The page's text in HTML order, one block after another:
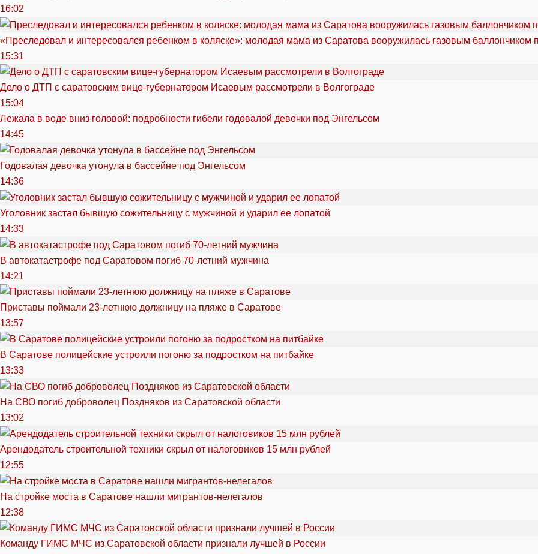
16:02
«Преследовал и интересовался ребенком в коляске»: молодая мама из Саратова вооружилась газовым баллончиком
15:31
Дело о ДТП с саратовским вице-губернатором Исаевым рассмотрели в Волгограде
15:04
Лежала в воде вниз головой: подробности гибели годовалой девочки под Энгельсом
14:45
Годовалая девочка утонула в бассейне под Энгельсом
14:36
Уголовник застал бывшую сожительницу с мужчиной и ударил ее лопатой
14:33
В автокатастрофе под Саратовом погиб 70-летний мужчина
14:21
Приставы поймали 23-летнюю должницу на пляже в Саратове
13:57
В Саратове полицейские устроили погоню за подростком на питбайке
13:33
На СВО погиб доброволец Поздняков из Саратовской области
13:02
Арендодатель строительной техники скрыл от налоговиков 15 млн рублей
12:55
На стройке моста в Саратове нашли мигрантов-нелегалов
12:38
Команду ГИМС МЧС из Саратовской области признали лучшей в России